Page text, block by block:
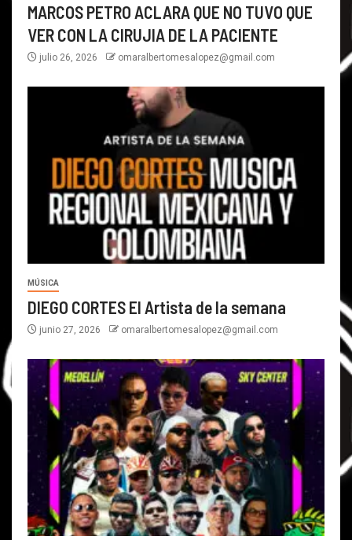
MARCOS PETRO ACLARA QUE NO TUVO QUE
VER CON LA CIRUJIA DE LA PACIENTE
julio 26, 2026 omaralbertomesalopez@gmail.com
MÚSICA
DIEGO CORTES El Artista de la semana
junio 27, 2026 omaralbertomesalopez@gmail.com